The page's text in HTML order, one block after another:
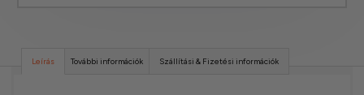
Leírás További információk Szállítási & Fizetési információk